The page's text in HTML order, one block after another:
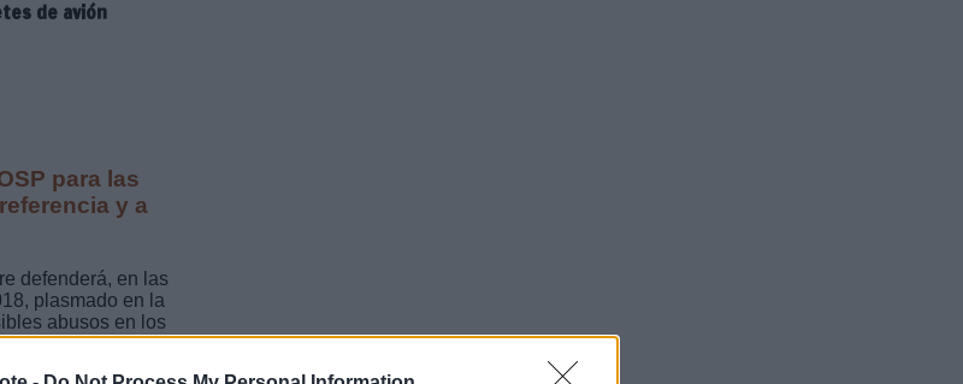
de avión
para las
y a
defenderá, en las
plasmado en la
abusos en los
uno y dos al
se